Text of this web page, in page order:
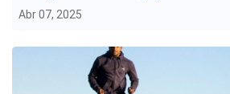
Abr 07, 2025